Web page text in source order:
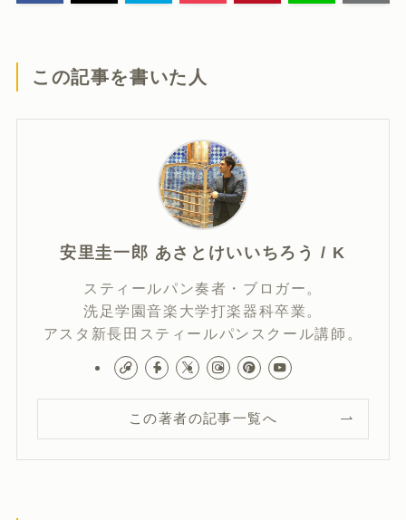
この記事を書いた人
安里圭一郎 あさとけいいちろう / K
スティールパン奏者・ブロガー。
洗足学園音楽大学打楽器科卒業。
アスタ新長田スティールパンスクール講師。
この著者の記事一覧へ